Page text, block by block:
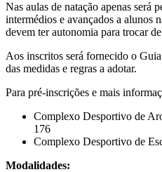
Nas aulas de natação apenas será
intermédios e avançados a alunos
devem ter autonomia para trocar
Aos inscritos será fornecido o
das medidas e regras a adotar.
Para pré-inscrições e mais
Complexo Desportivo de
176
Complexo Desportivo de
Modalidades: